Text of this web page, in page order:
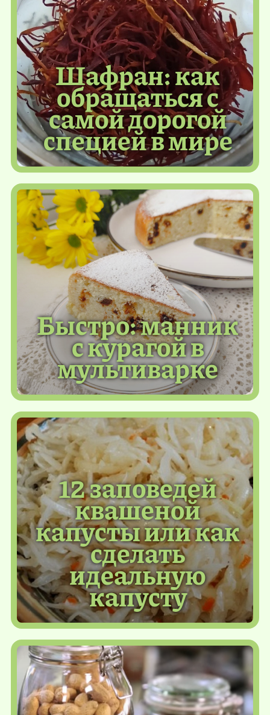
Шафран: как
обращаться с
самой дорогой
специей в мире
Быстро: манник
с курагой в
мультиварке
12 заповедей
квашеной
капусты или как
сделать
идеальную
капусту